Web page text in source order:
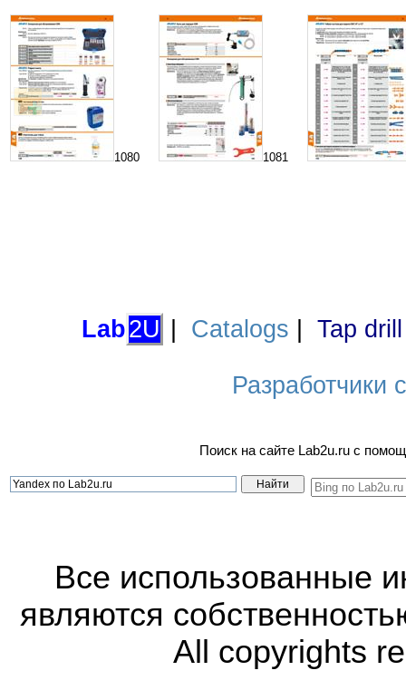
1080 1081
Lab2U Catalogs Tap
Разработчики
Поиск на сайте Lab2u.ru с
Все использованные
являются
All copyrights